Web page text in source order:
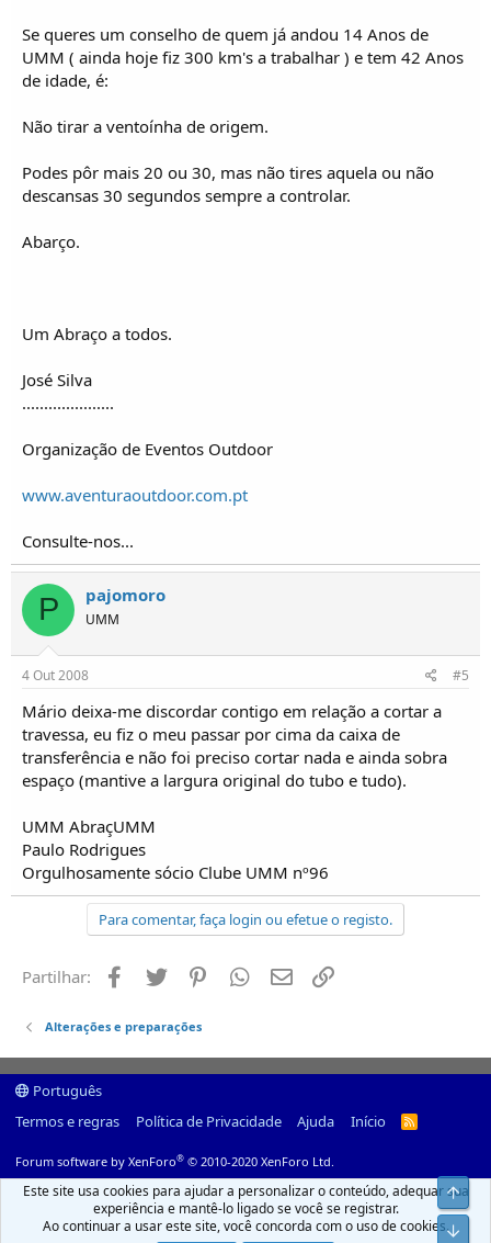
Se queres um conselho de quem já andou 14 Anos de
UMM ( ainda hoje fiz 300 km's a trabalhar ) e tem 42 Anos
de idade, é:
Não tirar a ventoínha de origem.
Podes pôr mais 20 ou 30, mas não tires aquela ou não
descansas 30 segundos sempre a controlar.
Abarço.
Um Abraço a todos.
José Silva
.....................
Organização de Eventos Outdoor
www.aventuraoutdoor.com.pt
Consulte-nos...
P pajomoro
UMM
4 Out 2008 #5
Mário deixa-me discordar contigo em relação a cortar a
travessa, eu fiz o meu passar por cima da caixa de
transferência e não foi preciso cortar nada e ainda sobra
espaço (mantive a largura original do tubo e tudo).
UMM AbraçUMM
Paulo Rodrigues
Orgulhosamente sócio Clube UMM nº96
Para comentar, faça login ou efetue o registo.
Partilhar: Facebook
Twitter PinterestWhatsapp
Email
Alterações e preparações
Português
Termos e regras
Política de Privacidade Ajuda Início
R
Forum software by XenForo® © 2010-2020 XenForo Ltd.
Este site usa cookies para ajudar a personalizar o conteúdo, adequar sua
experiência e mantê-lo ligado se você se registrar.
Ao continuar a usar este site, você concorda com o uso de cookies.
Top